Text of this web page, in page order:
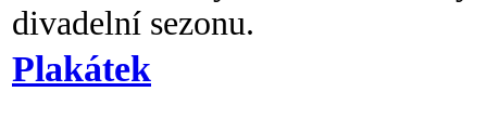
divadelní sezonu.
Plakátek